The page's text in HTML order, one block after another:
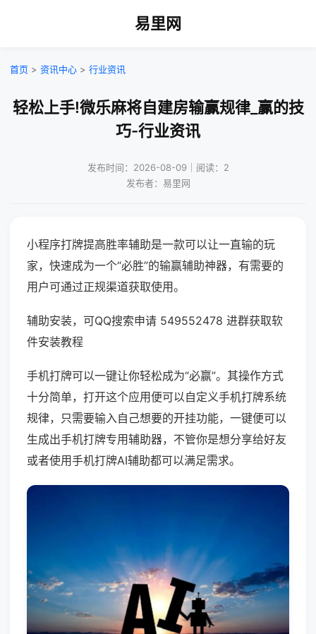
易里网
首页 > 资讯中心 > 行业资讯
轻松上手!微乐麻将自建房输赢规律_赢的技
巧-行业资讯
发布时间：2026-08-09｜阅读：2
发布者：易里网
小程序打牌提高胜率辅助是一款可以让一直输的玩
家，快速成为一个“必胜”的输赢辅助神器，有需要的
用户可通过正规渠道获取使用。
辅助安装，可QQ搜索申请 549552478 进群获取软
件安装教程
手机打牌可以一键让你轻松成为“必赢”。其操作方式
十分简单，打开这个应用便可以自定义手机打牌系统
规律，只需要输入自己想要的开挂功能，一键便可以
生成出手机打牌专用辅助器，不管你是想分享给好友
或者使用手机打牌AI辅助都可以满足需求。